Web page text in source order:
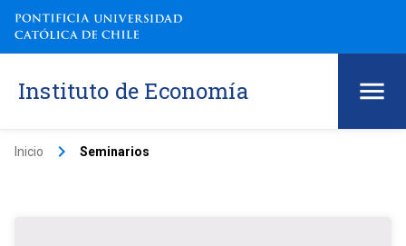
Instituto de Economía
Inicio keyboard_arrow_right Seminarios